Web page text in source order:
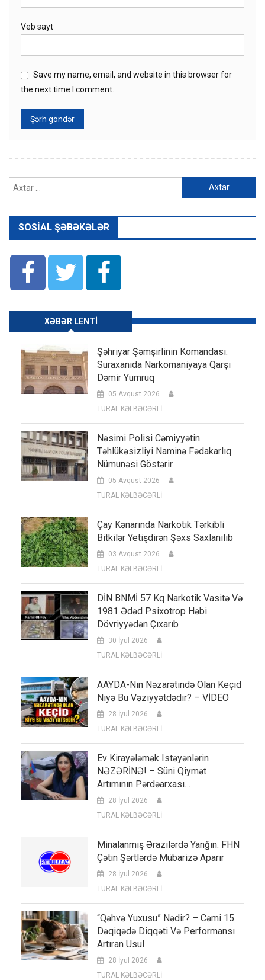
Veb sayt
Save my name, email, and website in this browser for
the next time I comment.
SOSIAL ŞƏBƏKƏLƏR
XƏBƏR LENTI
Şəhriyar Şəmşirlinin Komandası:
Suraxanıda Narkomaniyaya Qarşı
Dəmir Yumruq
05 Avqust 2026
TURAL KƏLBƏCƏRLİ
Nəsimi Polisi Cəmiyyətin
Təhlükəsizliyi Naminə Fədakarlıq
Nümunəsi Göstərir
05 Avqust 2026
TURAL KƏLBƏCƏRLİ
Çay Kənarında Narkotik Tərkibli
Bitkilər Yetişdirən Şəxs Saxlanılıb
03 Avqust 2026
TURAL KƏLBƏCƏRLİ
DİN BNMİ 57 Kq Narkotik Vasitə Və
1981 Ədəd Psixotrop Həbi
Dövriyyədən Çıxarıb
30 İyul 2026
TURAL KƏLBƏCƏRLİ
AAYDA-Nın Nəzarətində Olan Keçid
Niyə Bu Vəziyyətdədir? – VİDEO
28 İyul 2026
TURAL KƏLBƏCƏRLİ
Ev Kirayələmək Istəyənlərin
NƏZƏRİNƏ! – Süni Qiymət
Artımının Pərdəarxası…
28 İyul 2026
TURAL KƏLBƏCƏRLİ
Minalanmış Ərazilərdə Yanğın: FHN
Çətin Şərtlərdə Mübarizə Aparır
28 İyul 2026
TURAL KƏLBƏCƏRLİ
“Qəhvə Yuxusu” Nədir? – Cəmi 15
Dəqiqədə Diqqəti Və Performansı
Artıran Üsul
28 İyul 2026
TURAL KƏLBƏCƏRLİ